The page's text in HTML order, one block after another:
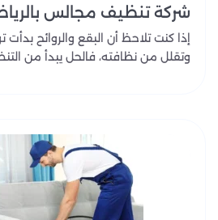
شركة تنظيف مجالس
إذا كنت تلاحظ أن البقع والروائح
وتقلل من نظافته، فالحل يبدأ من